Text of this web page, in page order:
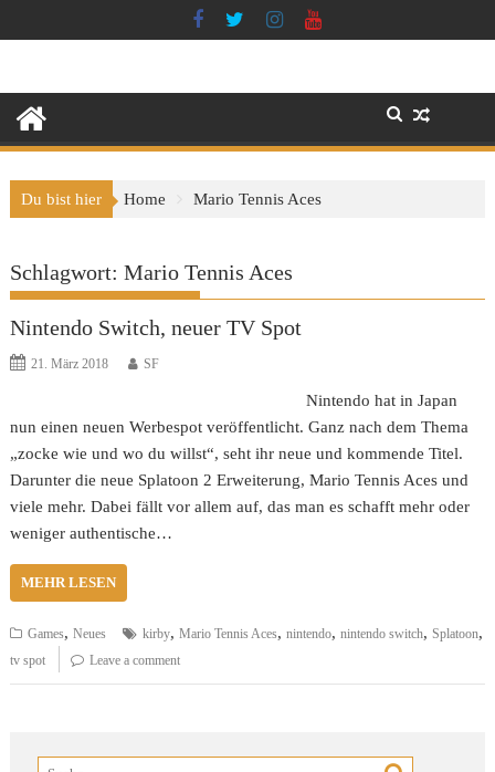
to
Du bist hier Home Mario Tennis Aces
Schlagwort:Mario Tennis Aces
Nintendo Switch, neuer TV Spot
21. März 2018 SF
Nintendo hat in Japan
nun einen neuen Werbespot veröffentlicht. Ganz nach dem Thema
„zocke wie und wo du willst“, seht ihr neue und kommende Titel.
Darunter die neue Splatoon 2 Erweiterung, Mario Tennis Aces und
viele mehr. Dabei fällt vor allem auf, das man es schafft mehr oder
weniger authentische…
MEHR LESEN
Games,Neues kirby,Mario Tennis Aces,nintendo,nintendo switch,Splatoon,
tv spot Leave a comment